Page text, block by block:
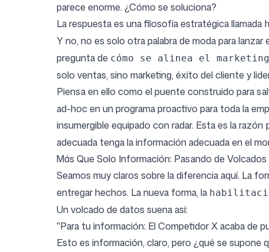
parece enorme. ¿Cómo se soluciona?
La respuesta es una filosofía estratégica llamada
Y no, no es solo otra palabra de moda para lanzar
pregunta de cómo se alinea el
solo ventas, sino marketing, éxito del cliente y
Piensa en ello como el puente construido para
ad-hoc en un programa proactivo para toda la
insumergible equipado con radar. Esta es la razón
adecuada tenga la información adecuada en el
Más Que Solo Información: Pasando de
Seamos muy claros sobre la diferencia aquí. La
entregar hechos. La nueva forma, la
Un volcado de datos suena así:
"Para tu información: El Competidor X acaba de
Esto es información, claro, pero ¿qué se supone